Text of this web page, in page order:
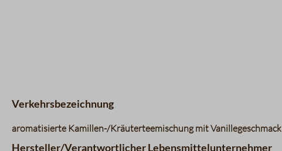
Verkehrsbezeichnung
aromatisierte Kamillen-/Kräuterteemischung mit Vanillegeschmack
Hersteller/Verantwortlicher Lebensmittelunternehmer